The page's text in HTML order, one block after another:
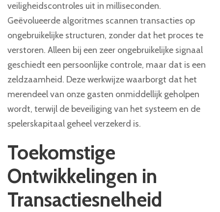
veiligheidscontroles uit in milliseconden.
Geëvolueerde algoritmes scannen transacties op
ongebruikelijke structuren, zonder dat het proces te
verstoren. Alleen bij een zeer ongebruikelijke signaal
geschiedt een persoonlijke controle, maar dat is een
zeldzaamheid. Deze werkwijze waarborgt dat het
merendeel van onze gasten onmiddellijk geholpen
wordt, terwijl de beveiliging van het systeem en de
spelerskapitaal geheel verzekerd is.
Toekomstige
Ontwikkelingen in
Transactiesnelheid